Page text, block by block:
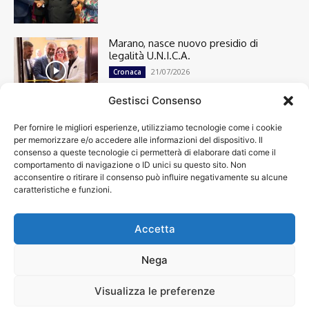
Gestisci Consenso
Per fornire le migliori esperienze, utilizziamo tecnologie come i cookie
per memorizzare e/o accedere alle informazioni del dispositivo. Il
consenso a queste tecnologie ci permetterà di elaborare dati come il
comportamento di navigazione o ID unici su questo sito. Non
acconsentire o ritirare il consenso può influire negativamente su alcune
caratteristiche e funzioni.
Accetta
Nega
Visualizza le preferenze
Marano, nasce nuovo presidio di
legalità U.N.I.C.A.
Cronaca 21/07/2026
Cronaca
13501
Attualità
7305
top
News
4209
Cultura
Contatti Privacy Policy
Accessibilità